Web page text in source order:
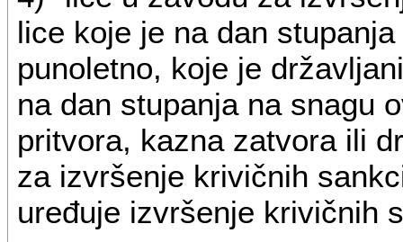
lice koje je na dan
punoletno, koje je
na dan stupanja na snagu
pritvora, kazna zatvora ili
za izvršenje krivičnih
uređuje izvršenje krivičnih